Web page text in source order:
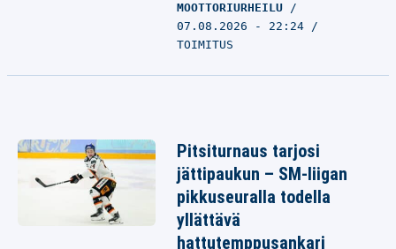
MOOTTORIURHEILU
07.08.2026 - 22:24
TOIMITUS
Pitsiturnaus tarjosi
jättipaukun – SM-liigan
pikkuseuralla todella
yllättävä
hattutemppusankari